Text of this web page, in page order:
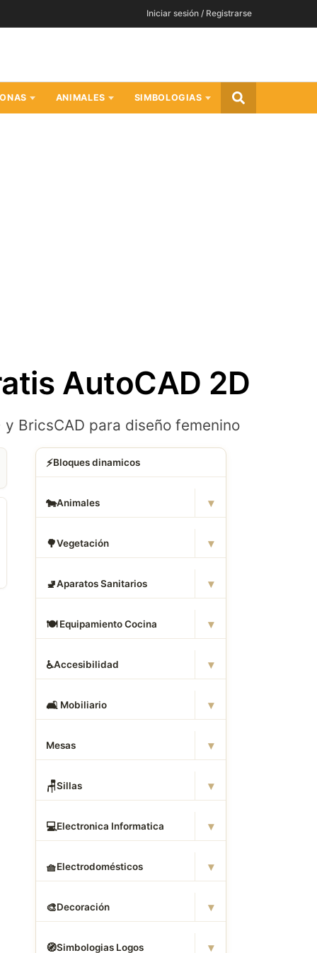
Iniciar sesión / Registrarse
ANIMALES SIMBOLOGIAS
AutoCAD 2D
BricsCAD para diseño femenino
⚡Bloques dinamicos
🐄Animales ▾
🌳Vegetación ▾
🚽Aparatos Sanitarios ▾
🍽️ Equipamiento Cocina ▾
♿Accesibilidad ▾
🛋 ️ Mobiliario ▾
Mesas ▾
🪑Sillas ▾
💻Electronica Informatica ▾
🧺Electrodomésticos ▾
🎨Decoración ▾
🧭Simbologias Logos ▾